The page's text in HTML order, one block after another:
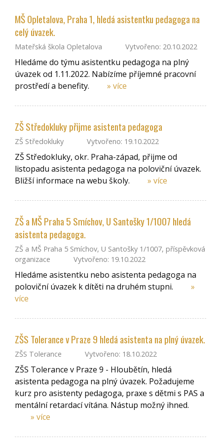
MŠ Opletalova, Praha 1, hledá asistentku pedagoga na
celý úvazek.
Mateřská škola Opletalova Vytvořeno: 20.10.2022
Hledáme do týmu asistentku pedagoga na plný
úvazek od 1.11.2022. Nabízíme příjemné pracovní
prostředí a benefity.
» více
ZŠ Středokluky přijme asistenta pedagoga
ZŠ Středokluky Vytvořeno: 19.10.2022
ZŠ Středokluky, okr. Praha-západ, přijme od
listopadu asistenta pedagoga na poloviční úvazek.
Bližší informace na webu školy.
» více
ZŠ a MŠ Praha 5 Smíchov, U Santošky 1/1007 hledá
asistenta pedagoga.
ZŠ a MŠ Praha 5 Smíchov, U Santošky 1/1007, příspěvková
organizace
Vytvořeno: 19.10.2022
Hledáme asistentku nebo asistenta pedagoga na
poloviční úvazek k dítěti na druhém stupni.
»
více
ZŠS Tolerance v Praze 9 hledá asistenta na plný úvazek.
ZŠS Tolerance Vytvořeno: 18.10.2022
ZŠS Tolerance v Praze 9 - Hloubětín, hledá
asistenta pedagoga na plný úvazek. Požadujeme
kurz pro asistenty pedagoga, praxe s dětmi s PAS a
mentální retardací vítána. Nástup možný ihned.
» více